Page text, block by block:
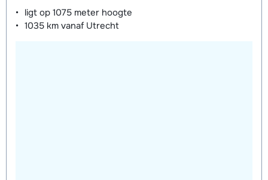
ligt op 1075 meter hoogte
1035 km vanaf Utrecht